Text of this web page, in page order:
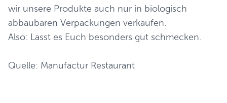
wir unsere Produkte auch nur in biologisch
abbaubaren Verpackungen verkaufen.
Also: Lasst es Euch besonders gut schmecken.
Quelle: Manufactur Restaurant